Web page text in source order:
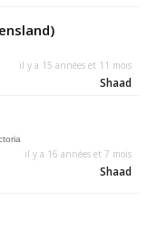
il y a 15 années et 11 mois
Shaad
il y a 16 années et 7 mois
Shaad